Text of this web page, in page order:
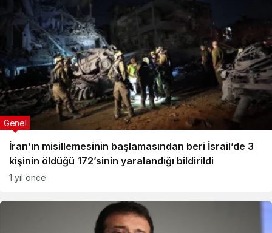
İran’ın misillemesinin başlamasından beri İsrail’de 3
kişinin öldüğü 172’sinin yaralandığı bildirildi
Genel
1 yıl önce